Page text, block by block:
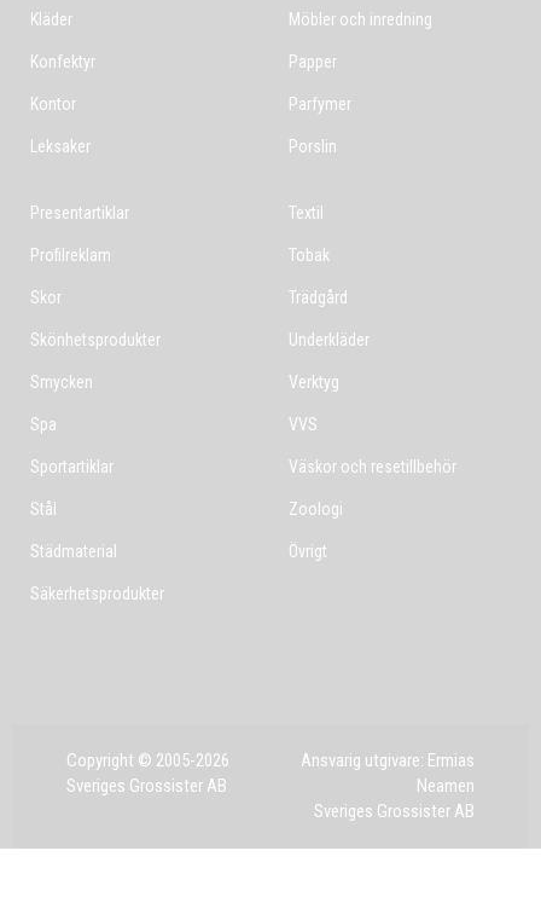
Kläder
Konfektyr
Kontor
Leksaker
Möbler och inredning
Papper
Parfymer
Porslin
Presentartiklar
Profilreklam
Skor
Skönhetsprodukter
Smycken
Spa
Sportartiklar
Stål
Städmaterial
Säkerhetsprodukter
Textil
Tobak
Trädgård
Underkläder
Verktyg
VVS
Väskor och resetillbehör
Zoologi
Övrigt
Copyright © 2005-2026
Sveriges Grossister AB
Ansvarig utgivare: Ermias
Neamen
Sveriges Grossister AB